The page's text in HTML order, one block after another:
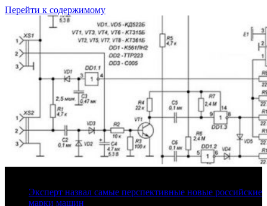
Перейти к содержимому
Эксперт назвал самые перспективные новые российские
марки машин